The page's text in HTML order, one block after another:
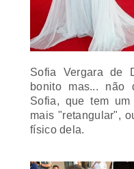
bonito mas... não
Sofia, que tem
mais "retangular",
físico dela.